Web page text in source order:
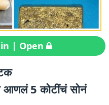
| Open
आणलं 5 कोटींचं सोनं